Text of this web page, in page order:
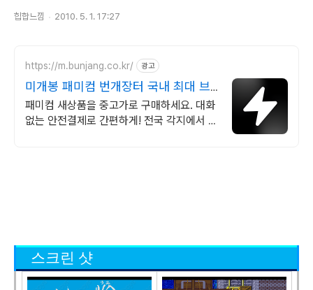
힙합느낌 2010. 5. 1. 17:27
https://m.bunjang.co.kr/ 광고
미개봉 패미컴 번개장터 국내 최대 브
랜드 중고거래
패미컴 새상품을 중고가로 구매하세요. 대화
없는 안전결제로 간편하게! 전국 각지에서 올
스크린 샷